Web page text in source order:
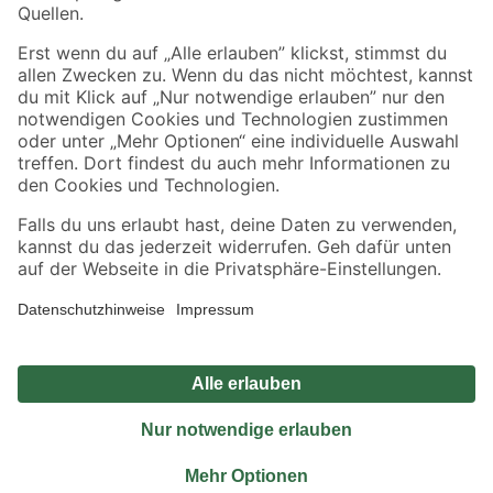
Sicher einkaufen
Jetzt die toom-App herunterladen
Alle Preisangaben in EUR inkl. gesetzl. MwSt.. Die dargestellten Angebote sind unter
Umständen nicht in allen Märkten verfügbar. Die angegebenen Verfügbarkeiten beziehen
Produkte nur solange der Vorrat reicht.
*Paketversand ab 59 € versandkostenfrei, gilt nicht für Artikel mit Speditionsversand, hier
Privatsphäre Impressum
Nutzungsbedingungen
Widerrufsrecht
Vertrag widerrufen
© 2026 toom Baumarkt GmbH